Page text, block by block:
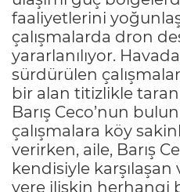
faaliyetlerini
çalışmalarda dron
yararlanılıyor.
sürdürülen
bir alan titizlikle
Barış Ceco’nun
çalışmalara köy
verirken, aile, Barış
kendisiyle
yere ilişkin herhangi